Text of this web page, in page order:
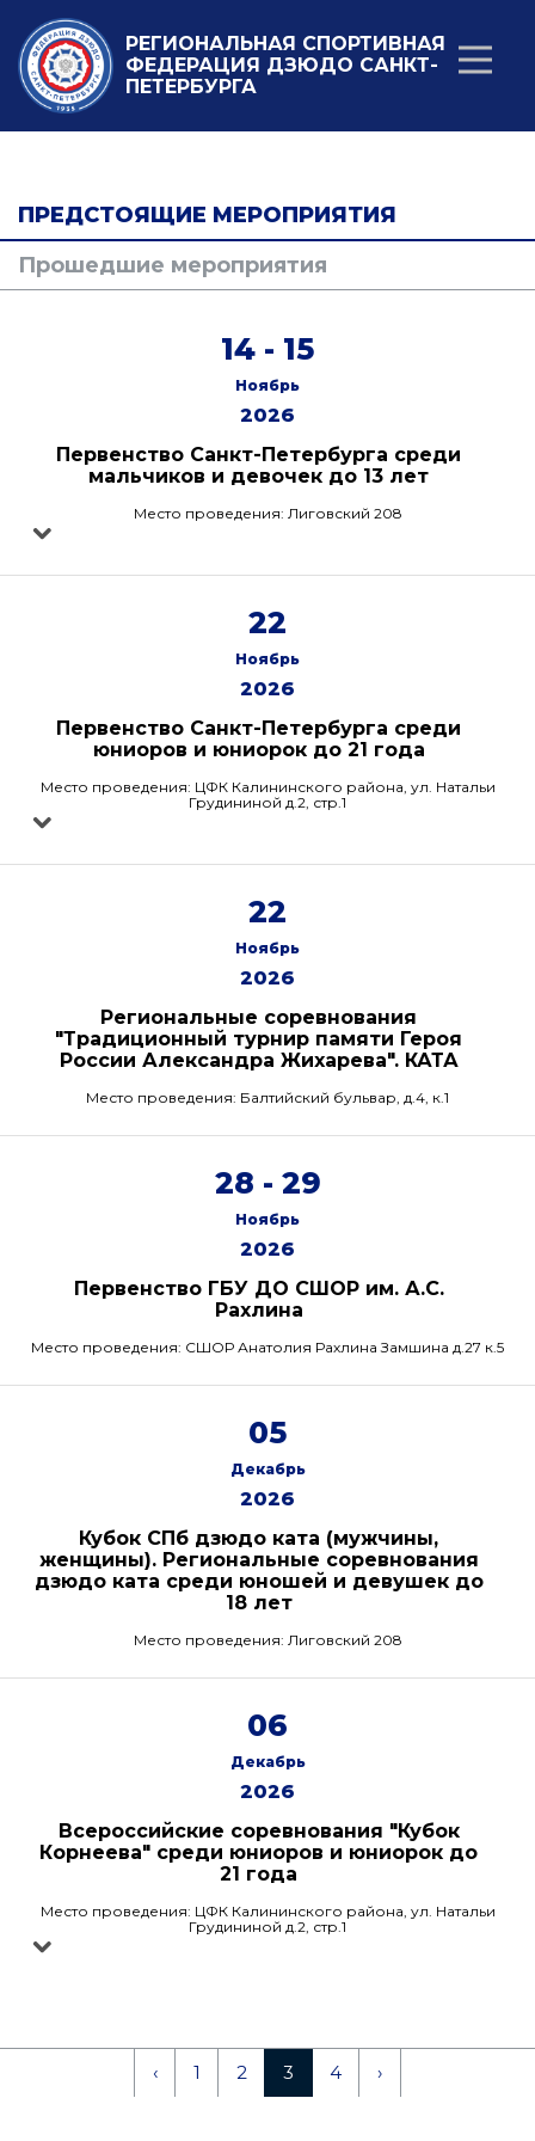
РЕГИОНАЛЬНАЯ СПОРТИВНАЯ
ФЕДЕРАЦИЯ ДЗЮДО САНКТ-
ПЕТЕРБУРГА
ПРЕДСТОЯЩИЕ МЕРОПРИЯТИЯ
Прошедшие мероприятия
14 - 15
Ноябрь
2026
Первенство Санкт-Петербурга среди
мальчиков и девочек до 13 лет
Место проведения: Лиговский 208
22
Ноябрь
2026
Первенство Санкт-Петербурга среди
юниоров и юниорок до 21 года
Место проведения: ЦФК Калининского района, ул. Натальи
Грудининой д.2, стр.1
22
Ноябрь
2026
Региональные соревнования
"Традиционный турнир памяти Героя
России Александра Жихарева". КАТА
Место проведения: Балтийский бульвар, д.4, к.1
28 - 29
Ноябрь
2026
Первенство ГБУ ДО СШОР им. А.С.
Рахлина
Место проведения: СШОР Анатолия Рахлина Замшина д.27 к.5
05
Декабрь
2026
Кубок СПб дзюдо ката (мужчины,
женщины). Региональные соревнования
дзюдо ката среди юношей и девушек до
18 лет
Место проведения: Лиговский 208
06
Декабрь
2026
Всероссийские соревнования "Кубок
Корнеева" среди юниоров и юниорок до
21 года
Место проведения: ЦФК Калининского района, ул. Натальи
Грудининой д.2, стр.1
‹ 1 2 3 4 ›